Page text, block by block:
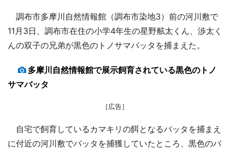
調布市多摩川自然情報館（調布市染地3）前の河川敷で
11月3日、調布市在住の小学4年生の星野舷太くん、渉太く
んの双子の兄弟が黒色のトノサマバッタを捕まえた。
多摩川自然情報館で展示飼育されている黒色のトノ
サマバッタ
［広告］
自宅で飼育しているカマキリの餌となるバッタを捕まえ
に付近の河川敷でバッタを捕獲していたところ、黒色のバ